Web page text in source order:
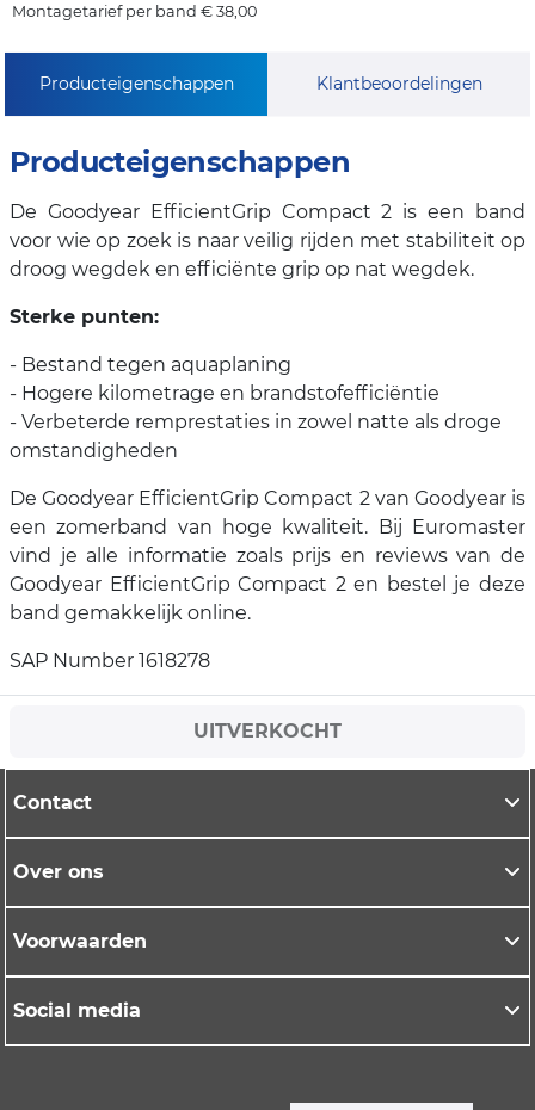
Montagetarief per band € 38,00
Producteigenschappen Klantbeoordelingen
Producteigenschappen
De Goodyear EfficientGrip Compact 2 is een band
voor wie op zoek is naar veilig rijden met stabiliteit op
droog wegdek en efficiënte grip op nat wegdek.
Sterke punten:
- Bestand tegen aquaplaning
- Hogere kilometrage en brandstofefficiëntie
- Verbeterde remprestaties in zowel natte als droge
omstandigheden
De Goodyear EfficientGrip Compact 2 van Goodyear is
een zomerband van hoge kwaliteit. Bij Euromaster
vind je alle informatie zoals prijs en reviews van de
Goodyear EfficientGrip Compact 2 en bestel je deze
band gemakkelijk online.
SAP Number 1618278
UITVERKOCHT
Contact
Over ons
Voorwaarden
Social media